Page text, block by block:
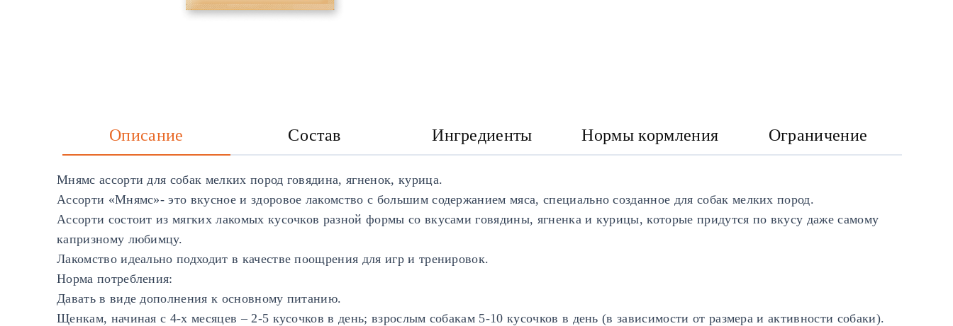
Описание Состав Ингредиенты Нормы кормления Ограничение
Мнямс ассорти для собак мелких пород говядина, ягненок, курица.
Ассорти «Мнямс»- это вкусное и здоровое лакомство с большим содержанием мяса, специально созданное для собак мелких пород.
Ассорти состоит из мягких лакомых кусочков разной формы со вкусами говядины, ягненка и курицы, которые придутся по вкусу даже самому
капризному любимцу.
Лакомство идеально подходит в качестве поощрения для игр и тренировок.
Норма потребления:
Давать в виде дополнения к основному питанию.
Щенкам, начиная с 4-х месяцев – 2-5 кусочков в день; взрослым собакам 5-10 кусочков в день (в зависимости от размера и активности собаки).